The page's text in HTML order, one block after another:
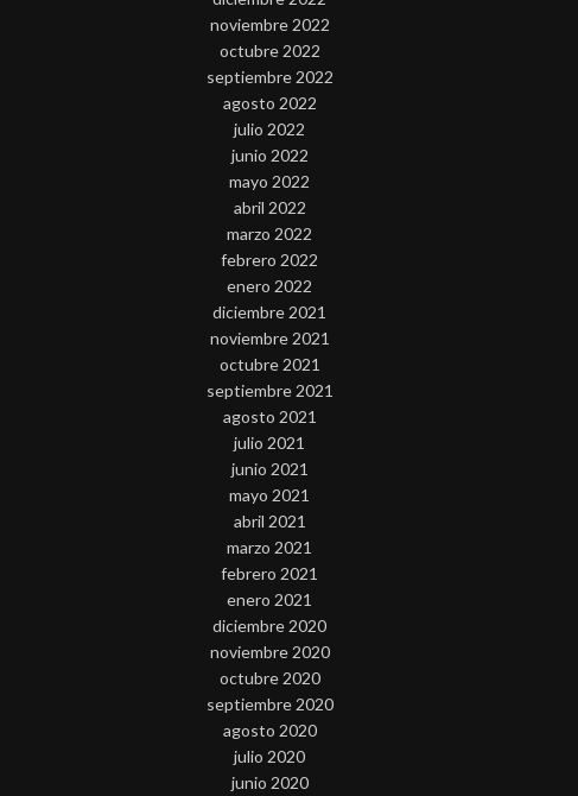
noviembre 2022
octubre 2022
septiembre 2022
agosto 2022
julio 2022
junio 2022
mayo 2022
abril 2022
marzo 2022
febrero 2022
enero 2022
diciembre 2021
noviembre 2021
octubre 2021
septiembre 2021
agosto 2021
julio 2021
junio 2021
mayo 2021
abril 2021
marzo 2021
febrero 2021
enero 2021
diciembre 2020
noviembre 2020
octubre 2020
septiembre 2020
agosto 2020
julio 2020
junio 2020